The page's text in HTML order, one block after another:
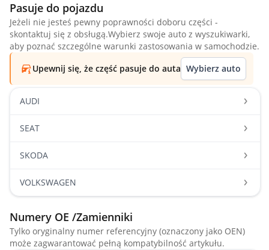
Pasuje do pojazdu
Jeżeli nie jesteś pewny poprawności doboru części -
skontaktuj się z obsługą.Wybierz swoje auto z wyszukiwarki,
aby poznać szczególne warunki zastosowania w samochodzie.
Upewnij się, że część pasuje do auta Wybierz auto
AUDI
SEAT
SKODA
VOLKSWAGEN
Numery OE /Zamienniki
Tylko oryginalny numer referencyjny (oznaczony jako OEN)
może zagwarantować pełną kompatybilność artykułu.